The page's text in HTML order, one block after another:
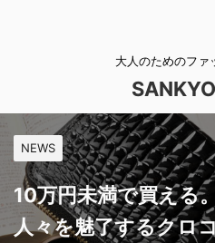
大人のためのファ
NEWS
10万円未満で買える
人々を魅了するクロ